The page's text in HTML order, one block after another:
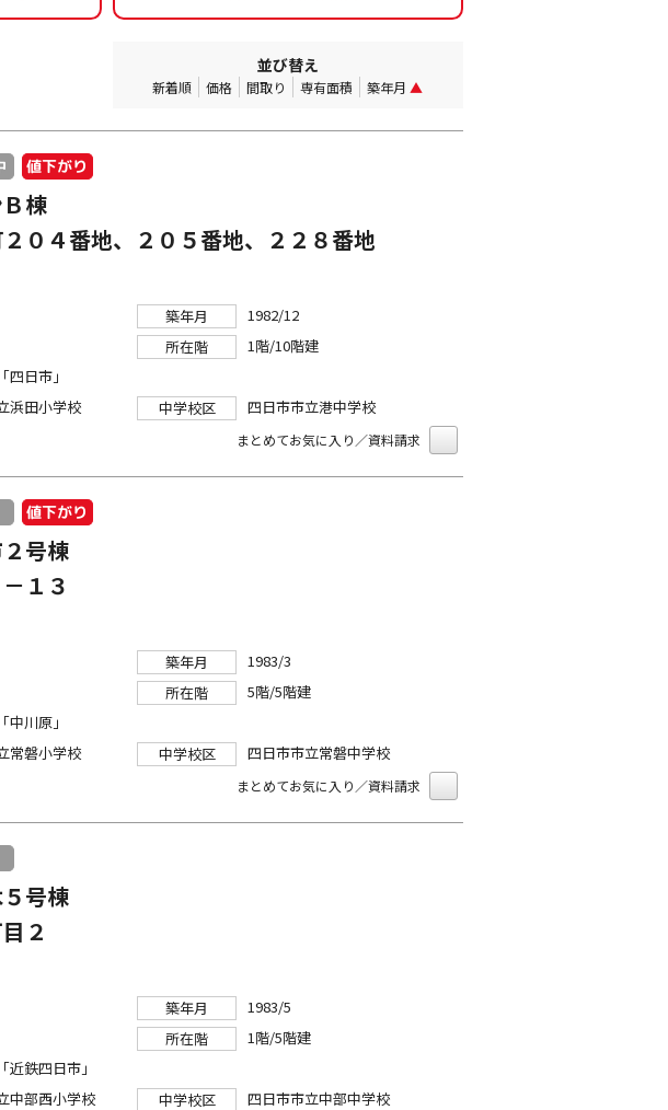
並び替え
新着順 価格 間取り 専有面積 築年月 ▲
値下がり
棟
０４番地、２０５番地、２２８番地
築年月
1982/12
所在階
1階/10階建
四日市」
浜田小学校 中学校区 四日市市立港中学校
まとめてお気に入り／資料請求
値下がり
号棟
１３
築年月
1983/3
所在階
5階/5階建
中川原」
常磐小学校 中学校区 四日市市立常磐中学校
まとめてお気に入り／資料請求
号棟
２
築年月
1983/5
所在階
1階/5階建
近鉄四日市」
中部西小学校 中学校区 四日市市立中部中学校